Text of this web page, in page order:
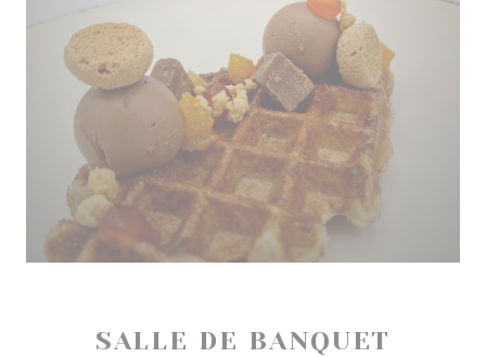
SALLE DE BANQUET